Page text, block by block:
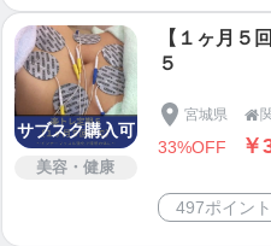
サブスク購入可
美容・健康
【１ヶ月５
５
宮城県 
33%OFF ￥
497ポイント